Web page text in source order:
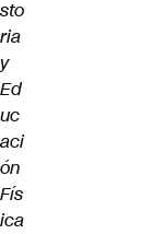
sto
ria
y
Ed
uc
aci
ón
Fís
ica